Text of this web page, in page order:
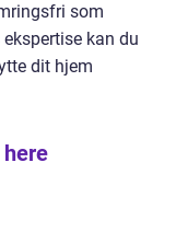
som
kan du
dit hjem